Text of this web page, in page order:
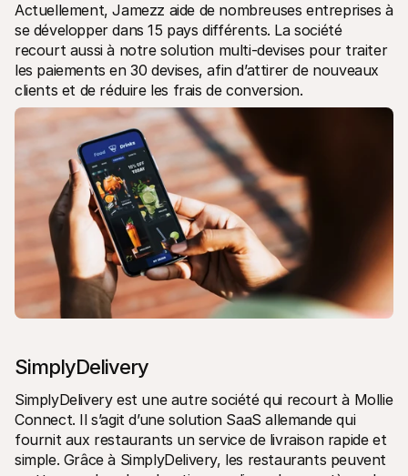
Actuellement, Jamezz aide de nombreuses entreprises à
se développer dans 15 pays différents. La société
recourt aussi à notre solution multi-devises pour traiter
les paiements en 30 devises, afin d’attirer de nouveaux
clients et de réduire les frais de conversion.
SimplyDelivery
SimplyDelivery est une autre société qui recourt à Mollie
Connect. Il s’agit d’une solution SaaS allemande qui
fournit aux restaurants un service de livraison rapide et
simple. Grâce à SimplyDelivery, les restaurants peuvent